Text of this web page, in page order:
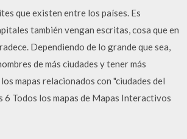
que existen entre los países. Es
también vengan escritas, cosa que en
Dependiendo de lo grande que sea,
de más ciudades y tener más
mapas relacionados con "ciudades del
6 Todos los mapas de Mapas Interactivos